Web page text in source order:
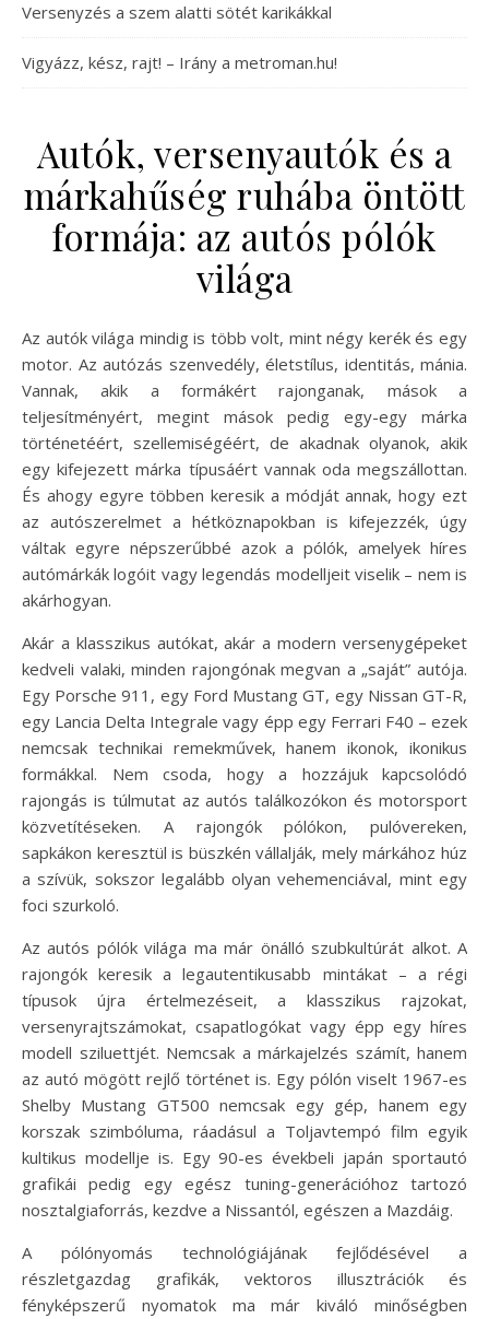
Versenyzés a szem alatti sötét karikákkal
Vigyázz, kész, rajt! – Irány a metroman.hu!
Autók, versenyautók és a
márkahűség ruhába öntött
formája: az autós pólók
világa
Az autók világa mindig is több volt, mint négy kerék és egy
motor. Az autózás szenvedély, életstílus, identitás, mánia.
Vannak, akik a formákért rajonganak, mások a
teljesítményért, megint mások pedig egy-egy márka
történetéért, szellemiségéért, de akadnak olyanok, akik
egy kifejezett márka típusáért vannak oda megszállottan.
És ahogy egyre többen keresik a módját annak, hogy ezt
az autószerelmet a hétköznapokban is kifejezzék, úgy
váltak egyre népszerűbbé azok a pólók, amelyek híres
autómárkák logóit vagy legendás modelljeit viselik – nem is
akárhogyan.
Akár a klasszikus autókat, akár a modern versenygépeket
kedveli valaki, minden rajongónak megvan a „saját” autója.
Egy Porsche 911, egy Ford Mustang GT, egy Nissan GT-R,
egy Lancia Delta Integrale vagy épp egy Ferrari F40 – ezek
nemcsak technikai remekművek, hanem ikonok, ikonikus
formákkal. Nem csoda, hogy a hozzájuk kapcsolódó
rajongás is túlmutat az autós találkozókon és motorsport
közvetítéseken. A rajongók pólókon, pulóvereken,
sapkákon keresztül is büszkén vállalják, mely márkához húz
a szívük, sokszor legalább olyan vehemenciával, mint egy
foci szurkoló.
Az autós pólók világa ma már önálló szubkultúrát alkot. A
rajongók keresik a legautentikusabb mintákat – a régi
típusok újra értelmezéseit, a klasszikus rajzokat,
versenyrajtszámokat, csapatlogókat vagy épp egy híres
modell sziluettjét. Nemcsak a márkajelzés számít, hanem
az autó mögött rejlő történet is. Egy pólón viselt 1967-es
Shelby Mustang GT500 nemcsak egy gép, hanem egy
korszak szimbóluma, ráadásul a Toljavtempó film egyik
kultikus modellje is. Egy 90-es évekbeli japán sportautó
grafikái pedig egy egész tuning-generációhoz tartozó
nosztalgiaforrás, kezdve a Nissantól, egészen a Mazdáig.
A pólónyomás technológiájának fejlődésével a
részletgazdag grafikák, vektoros illusztrációk és
fényképszerű nyomatok ma már kiváló minőségben